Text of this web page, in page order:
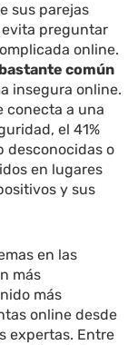
sus parejas
preguntar
online.
común
insegura online.
conecta a una
el 41%
desconocidas o
en lugares
y sus
en las
más
más
online desde
expertas. Entre